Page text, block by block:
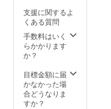
時にご不在
だった場合
は、不在票
をご確認の
うえ、必ず
再配達をご
依頼くださ
い。
支援に関するよ
くある質問
手数料はいく
らかかります
か？
目標金額に届
かなかった場
合どうなりま
すか？